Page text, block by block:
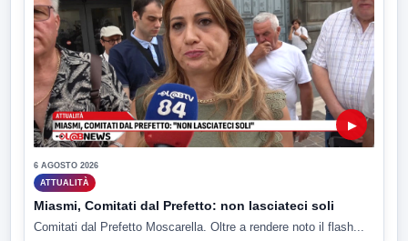
▶
6 AGOSTO 2026
ATTUALITÀ
Miasmi, Comitati dal Prefetto: non lasciateci soli
Comitati dal Prefetto Moscarella. Oltre a rendere noto il flash...